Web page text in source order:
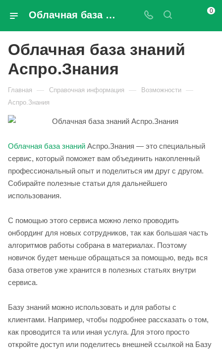
Облачная база знаний Аспро.Знания 0
Облачная база знаний
Аспро.Знания
Главная — Справочная информация — Возможности —
Аспро.Знания
Облачная база знаний Аспро.Знания — это специальный
сервис, который поможет вам объединить накопленный
профессиональный опыт и поделиться им друг с другом.
Собирайте полезные статьи для дальнейшего
использования.
С помощью этого сервиса можно легко проводить
онбординг для новых сотрудников, так как большая часть
алгоритмов работы собрана в материалах. Поэтому
новичок будет меньше обращаться за помощью, ведь вся
база ответов уже хранится в полезных статьях внутри
сервиса.
Базу знаний можно использовать и для работы с
клиентами. Например, чтобы подробнее рассказать о том,
как проводится та или иная услуга. Для этого просто
откройте доступ или поделитесь внешней ссылкой на Базу